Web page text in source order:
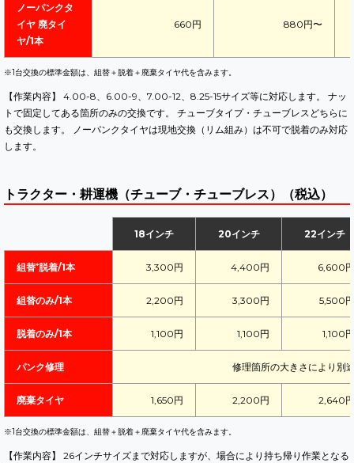
ノーパンクタ
イヤ 廃タイ
ヤ/1本
660円 880円〜
※1台交換の標準金額は、組替＋脱着＋廃棄タイヤ代を含みます。
【作業内容】 4.00-8、6.00-9、7.00-12、8.25-15サイズ等に対応します。 ナッ
トで固定してある箇所のみの交換です。 チューブタイプ・チューブレスどちらに
も交換します。 ノーパンクタイヤは現地交換（リム組み）は不可で脱着のみ対応
します。
トラクター・耕運機（チューブ・チューブレス）（税込）
18インチ 20インチ 22インチ
組替⁺脱着/1本 3,300円 4,400円 6,600円
組替のみ/1本 2,200円 3,300円 5,500円
脱着のみ/1本 1,100円 1,100円 1,100円
パンク修理 修理箇所の大きさにより別
廃棄タイヤ 1,650円 2,200円 2,640円
※1台交換の標準金額は、組替＋脱着＋廃棄タイヤ代を含みます。
【作業内容】 26インチサイズまで対応しますが、場合により持ち帰り作業となる